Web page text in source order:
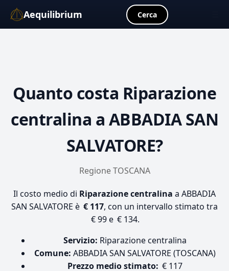
Aequilibrium Cerca
Quanto costa Riparazione
centralina a ABBADIA SAN
SALVATORE?
Regione TOSCANA
Il costo medio di Riparazione centralina a ABBADIA
SAN SALVATORE è € 117, con un intervallo stimato tra
€ 99 e € 134.
Servizio: Riparazione centralina
Comune: ABBADIA SAN SALVATORE (TOSCANA)
Prezzo medio stimato: € 117